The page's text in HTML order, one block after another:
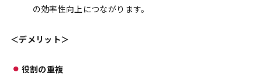
の効率性向上につながります。
＜デメリット＞
役割の重複